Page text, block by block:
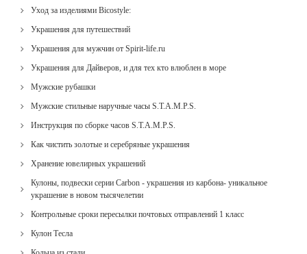
Уход за изделиями Bicostyle:
Украшения для путешествий
Украшения для мужчин от Spirit-life.ru
Украшения для Дайверов, и для тех кто влюблен в море
Мужские рубашки
Мужские стильные наручные часы S.T.A.M.P.S.
Инструкция по сборке часов S.T.A.M.P.S.
Как чистить золотые и серебряные украшения
Хранение ювелирных украшений
Кулоны, подвески серии Carbon - украшения из карбона- уникальное
украшение в новом тысячелетии
Контрольные сроки пересылки почтовых отправлений 1 класс
Кулон Тесла